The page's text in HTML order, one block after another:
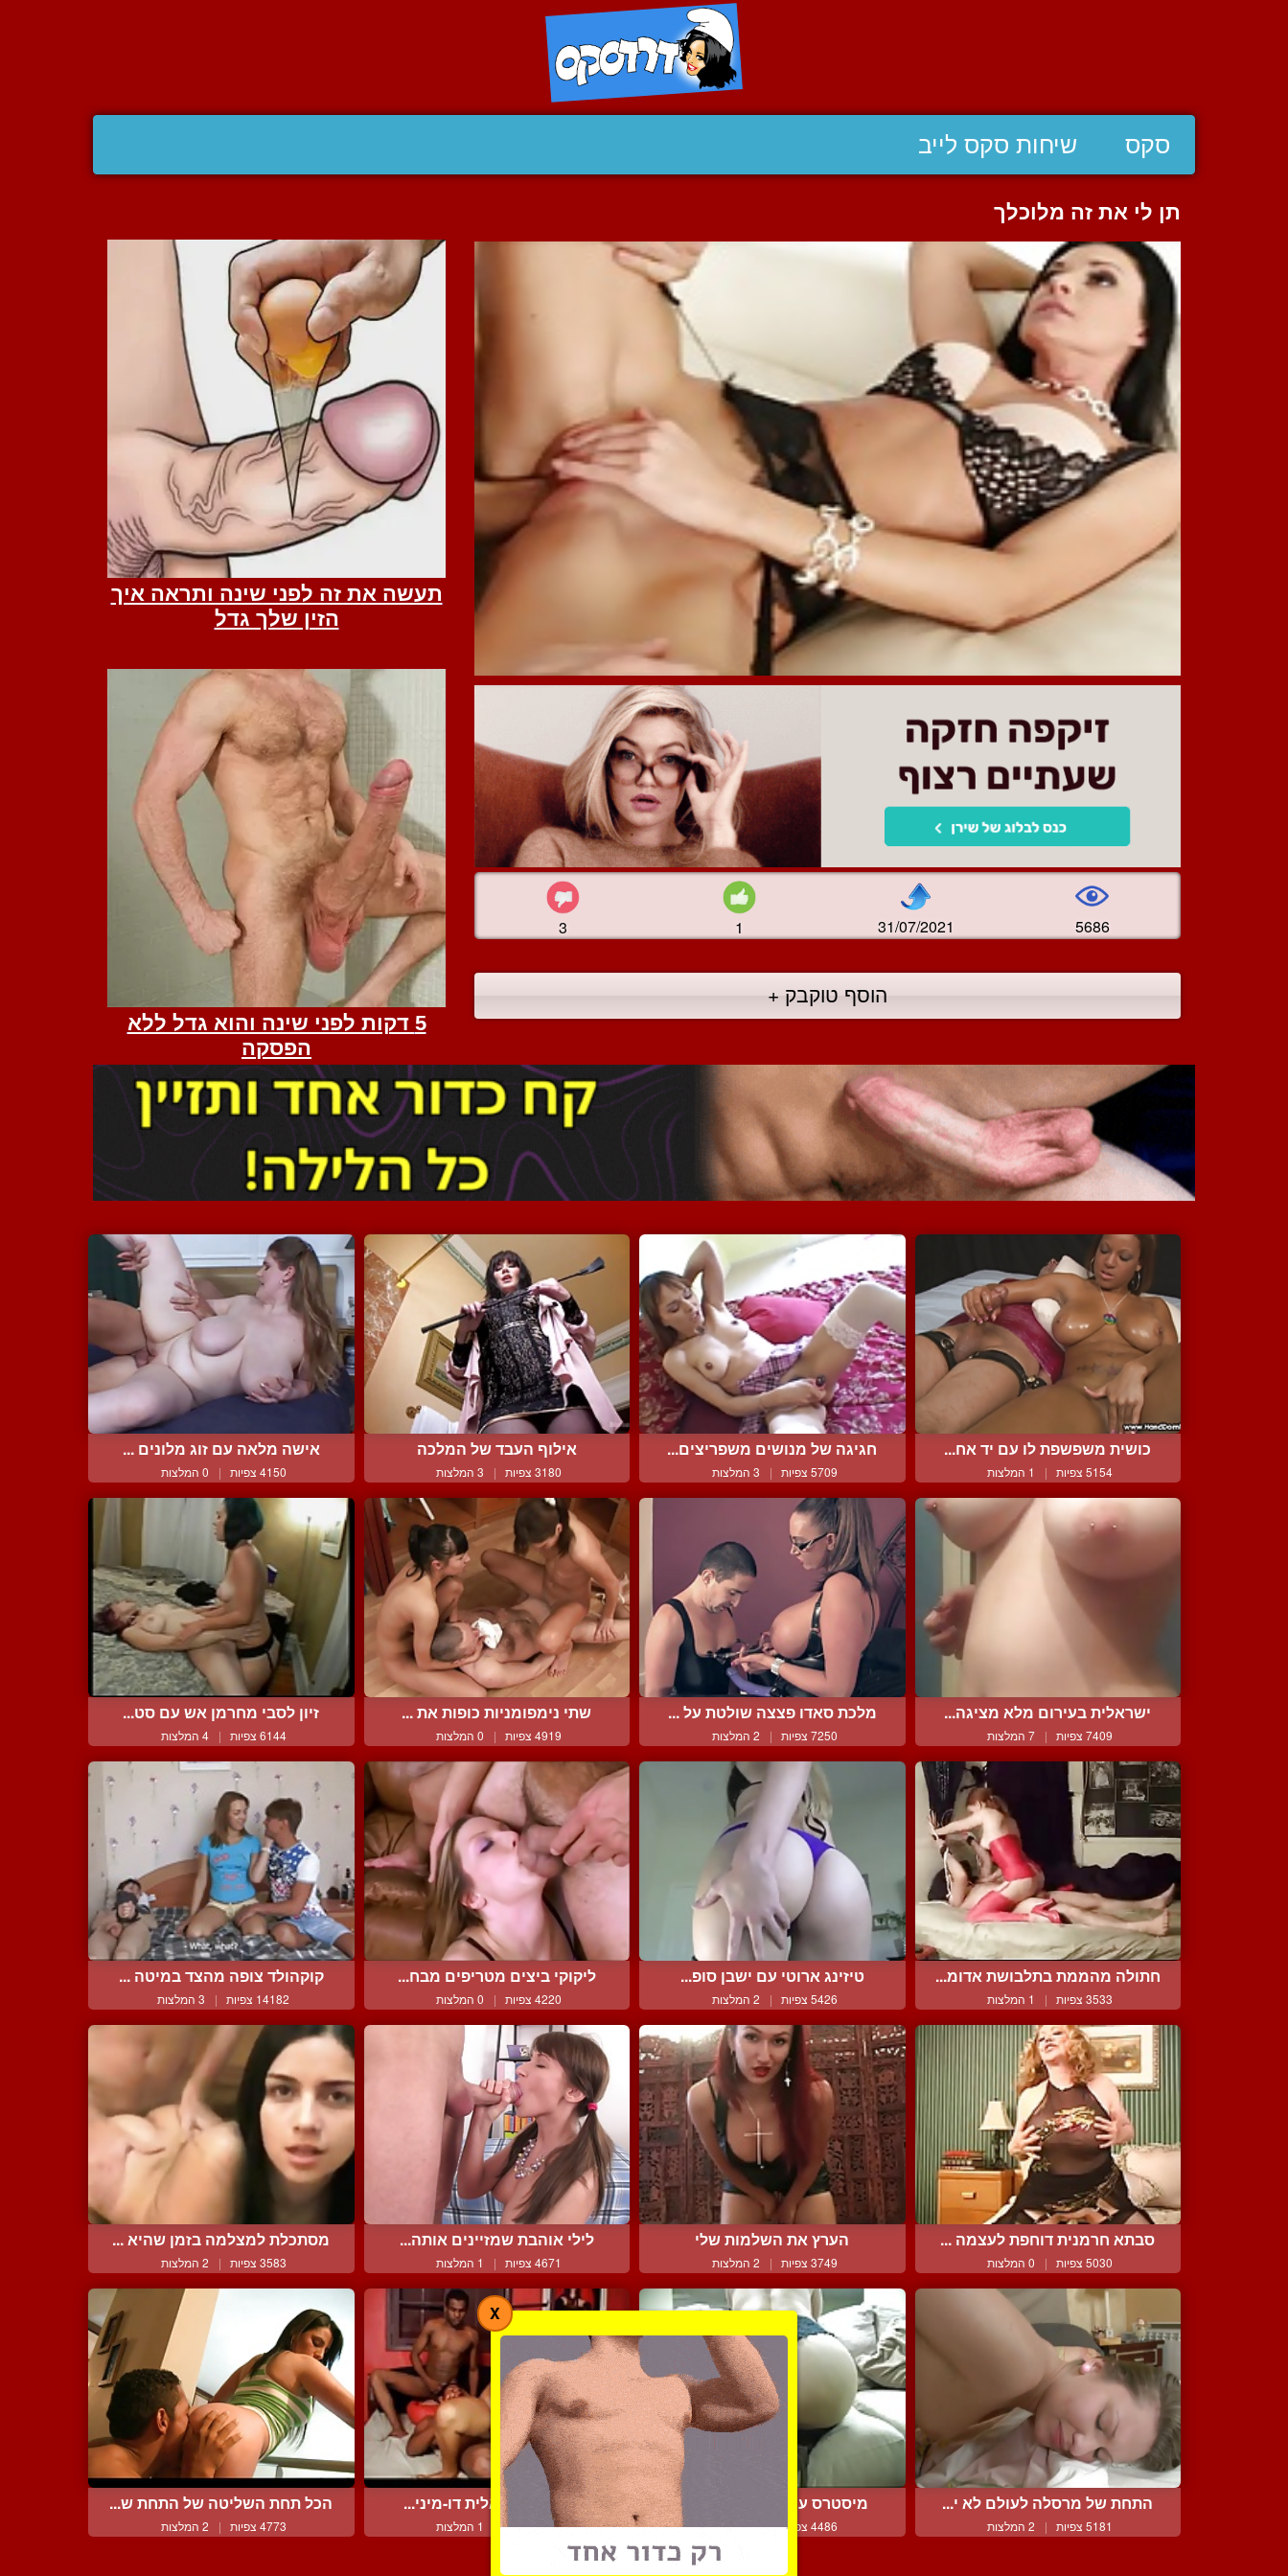
סקס שיחות סקס לייב
תן לי את זה מלוכלך
3 1 31/07/2021 5686
הוסף טוקבק +
כושית משפשפת לו עם יד אח...
5154 צפיות | 1 המלצות
חגיגה של מנושים משפריצים...
5709 צפיות | 3 המלצות
אילוף העבד של המלכה
3180 צפיות | 3 המלצות
אישה מלאה עם זוג מלונים ...
4150 צפיות | 0 המלצות
ישראלית בעירום מלא מציגה...
7409 צפיות | 7 המלצות
מלכת סאדו פצצה שולטת על ...
7250 צפיות | 2 המלצות
שתי נימפומניות כופות את ...
4919 צפיות | 0 המלצות
זיון לסבי מחרמן אש עם סט...
6144 צפיות | 4 המלצות
חתולה מהממת בתלבושת אדומ...
3533 צפיות | 1 המלצות
טיזינג ארוטי עם ישבן סופ...
5426 צפיות | 2 המלצות
ליקוקי ביצים מטריפים מבח...
4220 צפיות | 0 המלצות
קוקהולד צופה מהצד במיטה ...
14182 צפיות | 3 המלצות
סבתא חרמנית דוחפת לעצמה ...
5030 צפיות | 0 המלצות
הערץ את השלמות שלי
3749 צפיות | 2 המלצות
לילי אוהבת שמזיינים אותה...
4671 צפיות | 1 המלצות
מסתכלת למצלמה בזמן שהיא ...
3583 צפיות | 2 המלצות
התחת של מרסלה לעולם לא י...
5181 צפיות | 2 המלצות
מיסטרס עם ישבן גדול ועגו...
4486 צפיות | 1 המלצות
שלישייה ברזיאלית דו-מיני...
5763 צפיות | 1 המלצות
הכל תחת השליטה של התחת ש...
4773 צפיות | 2 המלצות
צור קשר
X